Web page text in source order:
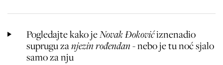
Pogledajte kako jeNovak Đokovićiznenadio
suprugu zanjezin rođendan- nebo je tu noć sjalo
samo za nju